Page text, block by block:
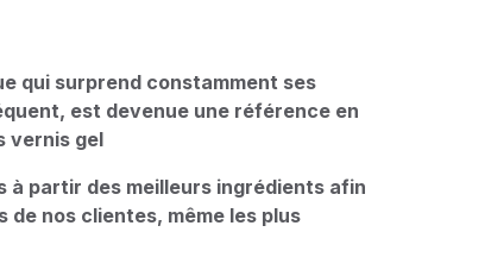
qui surprend constamment ses
est devenue une référence en
vernis gel
à partir des meilleurs ingrédients afin
nos clientes, même les plus